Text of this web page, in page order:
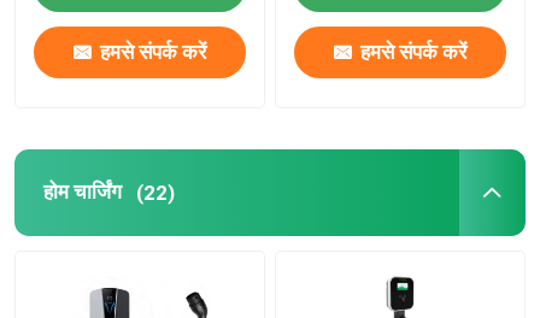
घर
हमारे बारे में
हमसे संपर्क करें हमसे संपर्क करें
होम चार्जिंग (22)